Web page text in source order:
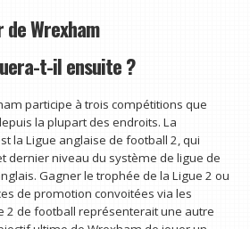
Wrexham
t-il ensuite ?
participe à trois compétitions que
la plupart des endroits. La
la Ligue anglaise de football 2, qui
dernier niveau du système de ligue de
Gagner le trophée de la Ligue 2 ou
de promotion convoitées via les
2 de football représenterait une autre